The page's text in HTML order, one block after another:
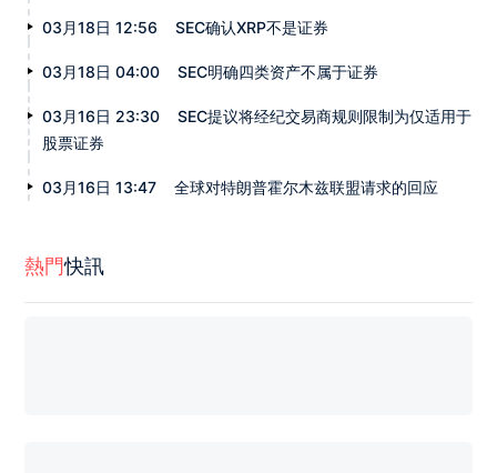
03月18日 12:56 SEC确认XRP不是证券
03月18日 04:00 SEC明确四类资产不属于证券
03月16日 23:30
SEC提议将经纪交易商规则限制为仅适用于
股票证券
03月16日 13:47 全球对特朗普霍尔木兹联盟请求的回应
熱門快訊